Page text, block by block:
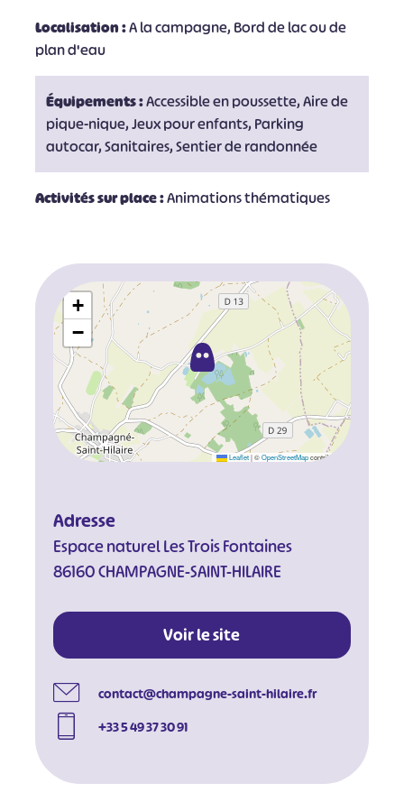
Localisation :A la campagne, Bord de lac ou de
plan d'eau
Équipements :Accessible en poussette, Aire de
pique-nique, Jeux pour enfants, Parking
autocar, Sanitaires, Sentier de randonnée
Activités sur place :Animations thématiques
+
−
Leaflet |©OpenStreetMapcontributors
Adresse
Espace naturel Les Trois Fontaines
86160 CHAMPAGNE-SAINT-HILAIRE
Voir le site
contact@champagne-saint-hilaire.fr
+33 5 49 37 30 91